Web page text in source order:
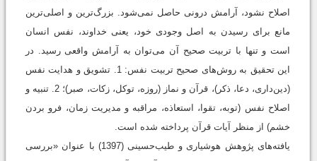
اصلاح نشود، آرامش درونی حاصل نمی‌شود. بزرگ‌ترین و اصلی‌ترین
مانع برای رسیدن به اصل وجودی خود، یعنی خداوند، نفس انسان
است و تنها با تربیت صحیح آن می‌توان به آرامش واقعی رسید. در
این تحقیق به روش‌های صحیح تربیت نفس: 1. تشویق و هدایت نفس
(دین‌داری، دعا، ذکر)، قرآن و نماز (روزه، توکل، زکات، صبر)؛ 2. تنبیه و
اصلاح نفس (توبه، تقوا، استعاذه، مراقبه و مدیریت زمان، فرو بردن
خشم) از منظر آیات قرآن پرداخته شده است.
یافته‌های پژوهش هوشیاری و طیب‌حسینی (1397) با عنوان «بررسی